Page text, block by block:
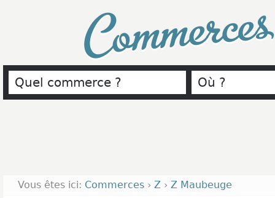
Vous êtes ici: Commerces › Z › Z Maubeuge